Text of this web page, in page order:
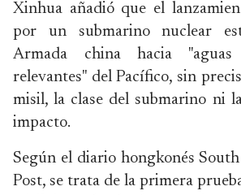
Xinhua añadió que el
por un submarino nuclear
Armada china hacia "aguas
relevantes" del Pacífico, sin
misil, la clase del submarino ni
impacto.
Según el diario hongkonés
Post, se trata de la primera